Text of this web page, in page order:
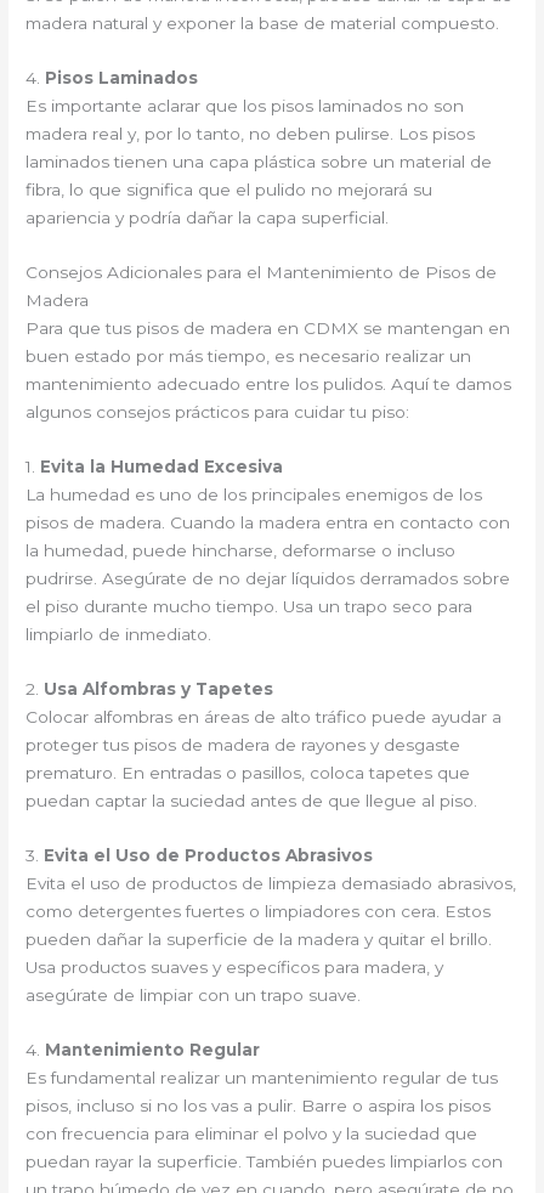
madera natural y exponer la base de material compuesto.
4. Pisos Laminados
Es importante aclarar que los pisos laminados no son
madera real y, por lo tanto, no deben pulirse. Los pisos
laminados tienen una capa plástica sobre un material de
fibra, lo que significa que el pulido no mejorará su
apariencia y podría dañar la capa superficial.
Consejos Adicionales para el Mantenimiento de Pisos de
Madera
Para que tus pisos de madera en CDMX se mantengan en
buen estado por más tiempo, es necesario realizar un
mantenimiento adecuado entre los pulidos. Aquí te damos
algunos consejos prácticos para cuidar tu piso:
1. Evita la Humedad Excesiva
La humedad es uno de los principales enemigos de los
pisos de madera. Cuando la madera entra en contacto con
la humedad, puede hincharse, deformarse o incluso
pudrirse. Asegúrate de no dejar líquidos derramados sobre
el piso durante mucho tiempo. Usa un trapo seco para
limpiarlo de inmediato.
2. Usa Alfombras y Tapetes
Colocar alfombras en áreas de alto tráfico puede ayudar a
proteger tus pisos de madera de rayones y desgaste
prematuro. En entradas o pasillos, coloca tapetes que
puedan captar la suciedad antes de que llegue al piso.
3. Evita el Uso de Productos Abrasivos
Evita el uso de productos de limpieza demasiado abrasivos,
como detergentes fuertes o limpiadores con cera. Estos
pueden dañar la superficie de la madera y quitar el brillo.
Usa productos suaves y específicos para madera, y
asegúrate de limpiar con un trapo suave.
4. Mantenimiento Regular
Es fundamental realizar un mantenimiento regular de tus
pisos, incluso si no los vas a pulir. Barre o aspira los pisos
con frecuencia para eliminar el polvo y la suciedad que
puedan rayar la superficie. También puedes limpiarlos con
un trapo húmedo de vez en cuando, pero asegúrate de no